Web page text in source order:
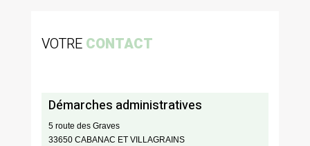
VOTRE CONTACT
Démarches administratives
5 route des Graves
33650 CABANAC ET VILLAGRAINS